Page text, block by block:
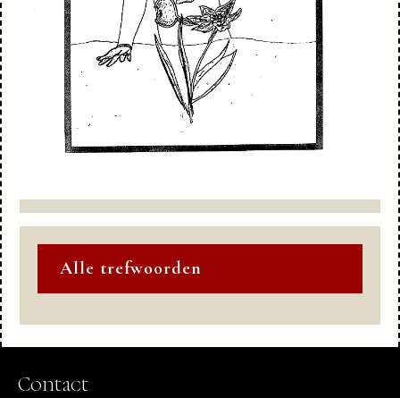
Alle trefwoorden
Contact